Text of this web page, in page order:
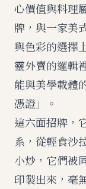
心價值與料理
牌，與一家美
與色彩的選擇
靈外賣的邏輯
能與美學載體
憑證」。
這六面招牌，
系，從輕食沙
小炒，它們被
印製出來，毫